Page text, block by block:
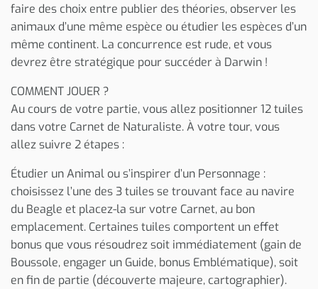
faire des choix entre publier des théories, observer les
animaux d’une même espèce ou étudier les espèces d’un
même continent. La concurrence est rude, et vous
devrez être stratégique pour succéder à Darwin !
COMMENT JOUER ?
Au cours de votre partie, vous allez positionner 12 tuiles
dans votre Carnet de Naturaliste. À votre tour, vous
allez suivre 2 étapes :
Étudier un Animal ou s’inspirer d’un Personnage :
choisissez l’une des 3 tuiles se trouvant face au navire
du Beagle et placez-la sur votre Carnet, au bon
emplacement. Certaines tuiles comportent un effet
bonus que vous résoudrez soit immédiatement (gain de
Boussole, engager un Guide, bonus Emblématique), soit
en fin de partie (découverte majeure, cartographier).